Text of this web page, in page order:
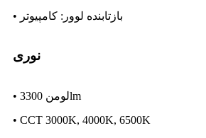
• بازتابنده لوور: کامپیوتر
نوری
• لومن 3300lm
• CCT 3000K, 4000K, 6500K